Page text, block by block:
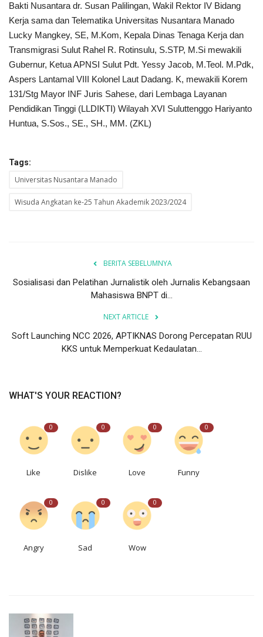
Bakti Nusantara dr. Susan Palilingan, Wakil Rektor IV Bidang
Kerja sama dan Telematika Universitas Nusantara Manado
Lucky Mangkey, SE, M.Kom, Kepala Dinas Tenaga Kerja dan
Transmigrasi Sulut Rahel R. Rotinsulu, S.STP, M.Si mewakili
Gubernur, Ketua APNSI Sulut Pdt. Yessy Jacob, M.Teol. M.Pdk,
Aspers Lantamal VIII Kolonel Laut Dadang. K, mewakili Korem
131/Stg Mayor INF Juris Sahese, dari Lembaga Layanan
Pendidikan Tinggi (LLDIKTI) Wilayah XVI Suluttenggo Hariyanto
Huntua, S.Sos., SE., SH., MM. (ZKL)
Tags:
Universitas Nusantara Manado
Wisuda Angkatan ke-25 Tahun Akademik 2023/2024
BERITA SEBELUMNYA
Sosialisasi dan Pelatihan Jurnalistik oleh Jurnalis Kebangsaan
Mahasiswa BNPT di...
NEXT ARTICLE
Soft Launching NCC 2026, APTIKNAS Dorong Percepatan RUU
KKS untuk Memperkuat Kedaulatan...
WHAT'S YOUR REACTION?
0
Like
0
Dislike
0
Love
0
Funny
0
Angry
0
Sad
0
Wow